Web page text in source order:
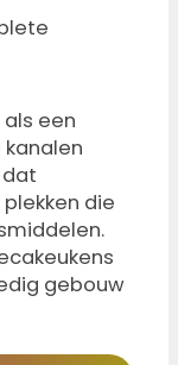
een
kanalen
die
gebouw